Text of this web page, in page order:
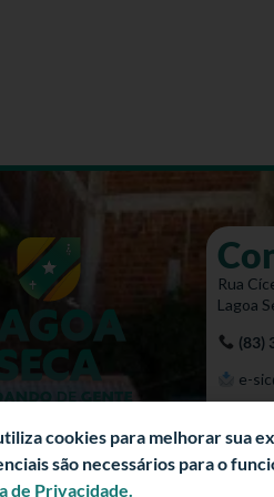
Rua
Lagoa
(83)
e-
cookies para melhorar sua
são necessários para o
de Privacidade.